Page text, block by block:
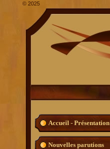
Accueil - Présentation
Nouvelles parutions
© 2025